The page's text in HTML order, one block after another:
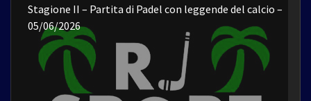
Stagione II – Partita di Padel con leggende del calcio –
05/06/2026